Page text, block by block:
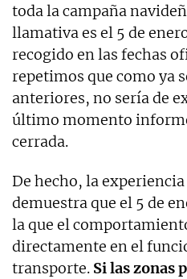
toda la campaña
llamativa es el 5 de
recogido en las fechas
repetimos que como ya
anteriores, no sería de
último momento
cerrada.
De hecho, la
demuestra que el 5 de
la que el
directamente en el
transporte. Si las zonas